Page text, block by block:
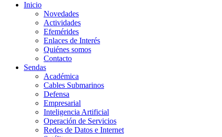
Inicio
Novedades
Actividades
Efemérides
Enlaces de Interés
Quiénes somos
Contacto
Sendas
Académica
Cables Submarinos
Defensa
Empresarial
Inteligencia Artificial
Operación de Servicios
Redes de Datos e Internet